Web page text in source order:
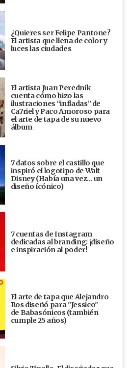
¿Quieres ser Felipe Pantone?
El artista que llena de color y
luces las ciudades
El artista Juan Perednik
cuenta cómo hizo las
ilustraciones “infladas” de
Ca7riel y Paco Amoroso para
el arte de tapa de su nuevo
álbum
7 datos sobre el castillo que
inspiró el logotipo de Walt
Disney (Había una vez... un
diseño ícónico)
7 cuentas de Instagram
dedicadas al branding: ¡diseño
e inspiración al poder!
El arte de tapa que Alejandro
Ros diseñó para "Jessico"
de Babasónicos (también
cumple 25 años)